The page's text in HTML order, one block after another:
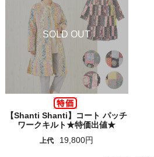
【Shanti Shanti】コート パッチ
ワークキルト★特価出値★
上代 19,800円